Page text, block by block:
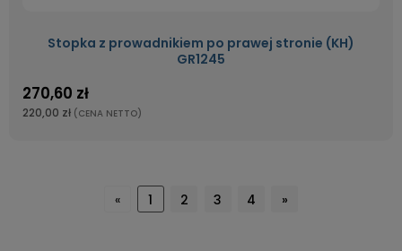
Stopka z prowadnikiem po prawej stronie (KH)
GR1245
270,60 zł
220,00 zł (CENA NETTO)
« 1 2 3 4 »